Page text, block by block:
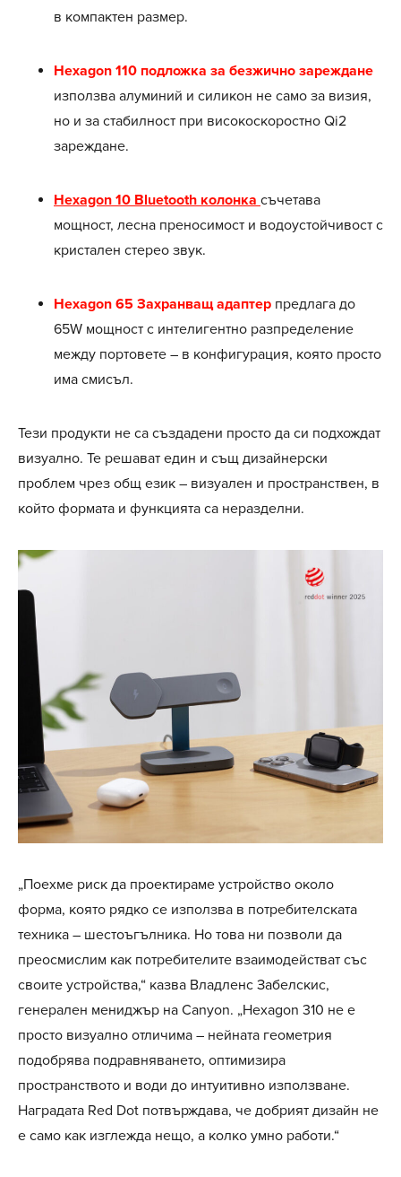
в компактен размер.
Hexagon 110 подложка за безжично зареждане
използва алуминий и силикон не само за визия,
но и за стабилност при високоскоростно Qi2
зареждане.
Hexagon 10 Bluetooth колонка съчетава
мощност, лесна преносимост и водоустойчивост с
кристален стерео звук.
Hexagon 65 Захранващ адаптер предлага до
65W мощност с интелигентно разпределение
между портовете – в конфигурация, която просто
има смисъл.
Тези продукти не са създадени просто да си подхождат
визуално. Те решават един и същ дизайнерски
проблем чрез общ език – визуален и пространствен, в
който формата и функцията са неразделни.
„Поехме риск да проектираме устройство около
форма, която рядко се използва в потребителската
техника – шестоъгълника. Но това ни позволи да
преосмислим как потребителите взаимодействат със
своите устройства,“ казва Владленс Забелскис,
генерален мениджър на Canyon. „Hexagon 310 не е
просто визуално отличима – нейната геометрия
подобрява подравняването, оптимизира
пространството и води до интуитивно използване.
Наградата Red Dot потвърждава, че добрият дизайн не
е само как изглежда нещо, а колко умно работи.“